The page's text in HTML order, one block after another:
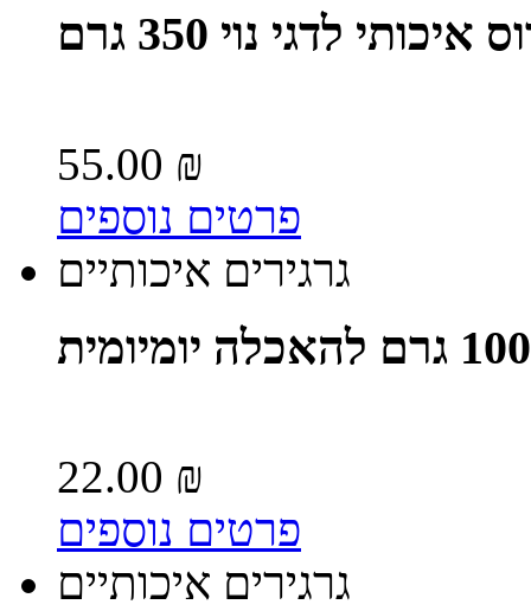
לדגי נוי 350 גרם
55.00 ₪
פרטים נוספים
גרגירים איכותיים
22.00 ₪
פרטים נוספים
גרגירים איכותיים